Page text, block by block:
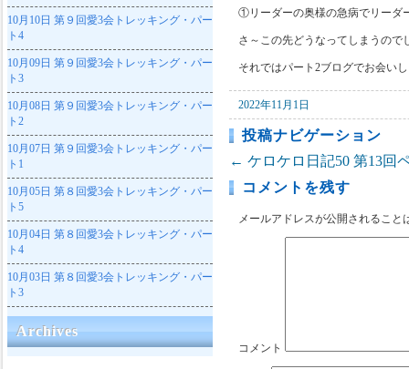
①リーダーの奥様の急病でリーダ
さ～この先どうなってしまうので
それではパート2ブログでお会
2022年11月1日
投稿ナビゲーション
← ケロケロ日記50 第13回
コメントを残す
メールアドレスが公開されること
コメント
10月10日 第９回愛3会トレッキング・パー
ト4
10月09日 第９回愛3会トレッキング・パー
ト3
10月08日 第９回愛3会トレッキング・パー
ト2
10月07日 第９回愛3会トレッキング・パー
ト1
10月05日 第８回愛3会トレッキング・パー
ト5
10月04日 第８回愛3会トレッキング・パー
ト4
10月03日 第８回愛3会トレッキング・パー
ト3
Archives